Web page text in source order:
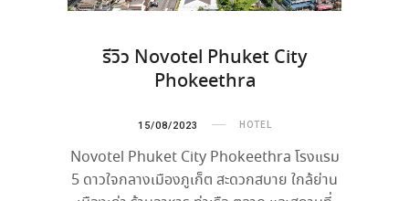
รีวิว Novotel Phuket City
Phokeethra
15/08/2023 HOTEL
Novotel Phuket City Phokeethra โรงแรม
5 ดาวใจกลางเมืองภูเก็ต สะดวกสบาย ใกล้ย่าน